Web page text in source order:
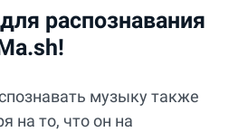
распознавания
музыку также
на то, что он на